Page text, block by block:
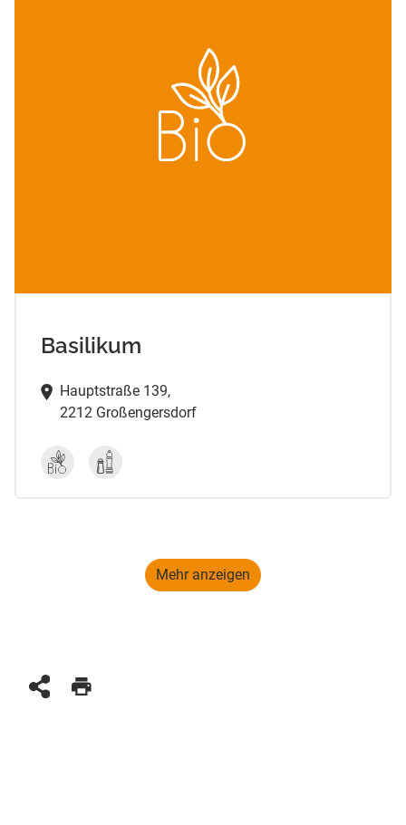
Basilikum
Hauptstraße 139,
2212 Großengersdorf
Mehr anzeigen